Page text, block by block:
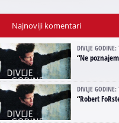
Najnoviji komentari
DIVLJE
“Ne poznajem njegovu muziku, ali vise puta
DIVLJE
“Robert